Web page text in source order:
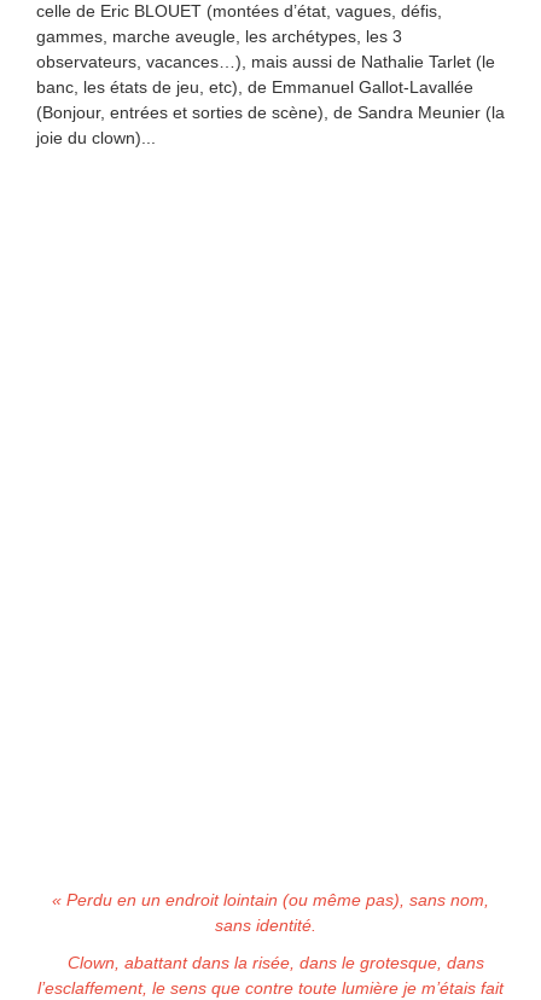
celle de Eric BLOUET (montées d’état, vagues, défis,
gammes, marche aveugle, les archétypes, les 3
observateurs, vacances…), mais aussi de Nathalie Tarlet (le
banc, les états de jeu, etc), de Emmanuel Gallot-Lavallée
(Bonjour, entrées et sorties de scène), de Sandra Meunier (la
joie du clown)...
« Perdu en un endroit lointain (ou même pas), sans nom,
sans identité.
Clown, abattant dans la risée, dans le grotesque, dans
l’esclaffement, le sens que contre toute lumière je m’étais fait